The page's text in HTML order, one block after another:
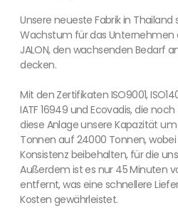
Unsere neueste Fabrik in
Wachstum für das Unternehmen
JALON, den wachsenden Bedarf
decken.
Mit den Zertifikaten ISO9001,
IATF 16949 und Ecovadis, die
diese Anlage unsere Kapazität
Tonnen auf 24000 Tonnen,
Konsistenz beibehalten, für die
Außerdem ist es nur 45 Minuten
entfernt, was eine schnellere
Kosten gewährleistet.